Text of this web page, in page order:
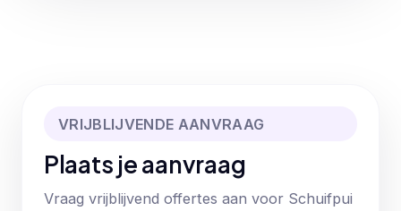
VRIJBLIJVENDE AANVRAAG
Plaats je aanvraag
Vraag vrijblijvend offertes aan voor Schuifpui